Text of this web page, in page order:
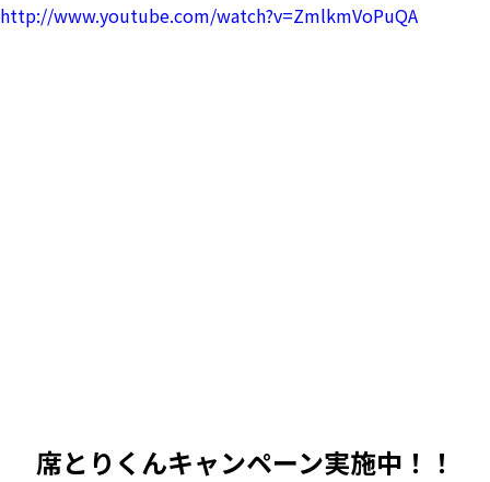
http://www.youtube.com/watch?v=ZmlkmVoPuQA
席とりくんキャンペーン実施中！！